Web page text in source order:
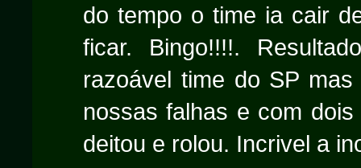
do tempo o time ia cair
ficar. Bingo!!!!.
razoável time do SP
nossas falhas e com
deitou e rolou. Incrivel a